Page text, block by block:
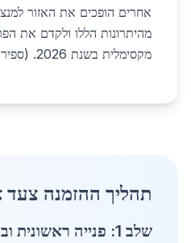
אחרים הופכים את האזור
מהיתרונות הללו ולקדם את
מקסימלית בשנת 2026. (ספירת מילים: 1256)
תהליך ההזמנה
שלב 1: פנייה ראשונית ובדיקת צרכים